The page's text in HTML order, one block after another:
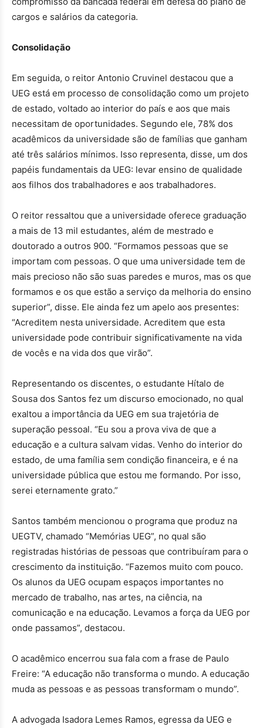
cargos e salários da categoria.
Consolidação
Em seguida, o reitor Antonio Cruvinel destacou que a
UEG está em processo de consolidação como um projeto
de estado, voltado ao interior do país e aos que mais
necessitam de oportunidades. Segundo ele, 78% dos
acadêmicos da universidade são de famílias que ganham
até três salários mínimos. Isso representa, disse, um dos
papéis fundamentais da UEG: levar ensino de qualidade
aos filhos dos trabalhadores e aos trabalhadores.
O reitor ressaltou que a universidade oferece graduação
a mais de 13 mil estudantes, além de mestrado e
doutorado a outros 900. “Formamos pessoas que se
importam com pessoas. O que uma universidade tem de
mais precioso não são suas paredes e muros, mas os que
formamos e os que estão a serviço da melhoria do ensino
superior”, disse. Ele ainda fez um apelo aos presentes:
“Acreditem nesta universidade. Acreditem que esta
universidade pode contribuir significativamente na vida
de vocês e na vida dos que virão”.
Representando os discentes, o estudante Hítalo de
Sousa dos Santos fez um discurso emocionado, no qual
exaltou a importância da UEG em sua trajetória de
superação pessoal. “Eu sou a prova viva de que a
educação e a cultura salvam vidas. Venho do interior do
estado, de uma família sem condição financeira, e é na
universidade pública que estou me formando. Por isso,
serei eternamente grato.”
Santos também mencionou o programa que produz na
UEGTV, chamado “Memórias UEG”, no qual são
registradas histórias de pessoas que contribuíram para o
crescimento da instituição. “Fazemos muito com pouco.
Os alunos da UEG ocupam espaços importantes no
mercado de trabalho, nas artes, na ciência, na
comunicação e na educação. Levamos a força da UEG por
onde passamos”, destacou.
O acadêmico encerrou sua fala com a frase de Paulo
Freire: “A educação não transforma o mundo. A educação
muda as pessoas e as pessoas transformam o mundo”.
A advogada Isadora Lemes Ramos, egressa da UEG e